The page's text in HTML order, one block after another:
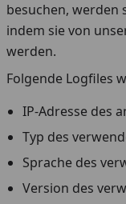
besuchen, werden
indem sie von
werden.
Folgende Logfiles
IP-Adresse des
Typ des
Sprache des
Version des